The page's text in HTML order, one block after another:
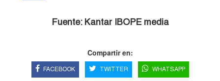
Fuente: Kantar IBOPE media
Compartir en:
FACEBOOK TWITTER WHATSAPP